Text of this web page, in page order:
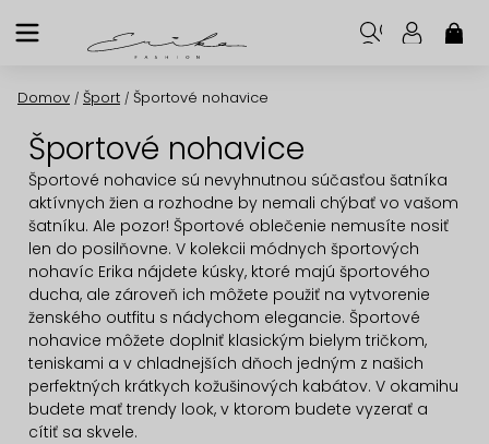
na
Domov / Šport / Športové nohavice
Športové nohavice
Športové nohavice sú nevyhnutnou súčasťou šatníka
aktívnych žien a rozhodne by nemali chýbať vo vašom
šatníku. Ale pozor! Športové oblečenie nemusíte nosiť
len do posilňovne. V kolekcii módnych športových
nohavíc Erika nájdete kúsky, ktoré majú športového
ducha, ale zároveň ich môžete použiť na vytvorenie
ženského outfitu s nádychom elegancie. Športové
nohavice môžete doplniť klasickým bielym tričkom,
teniskami a v chladnejších dňoch jedným z našich
perfektných krátkych kožušinových kabátov. V okamihu
budete mať trendy look, v ktorom budete vyzerať a
cítiť sa skvele.